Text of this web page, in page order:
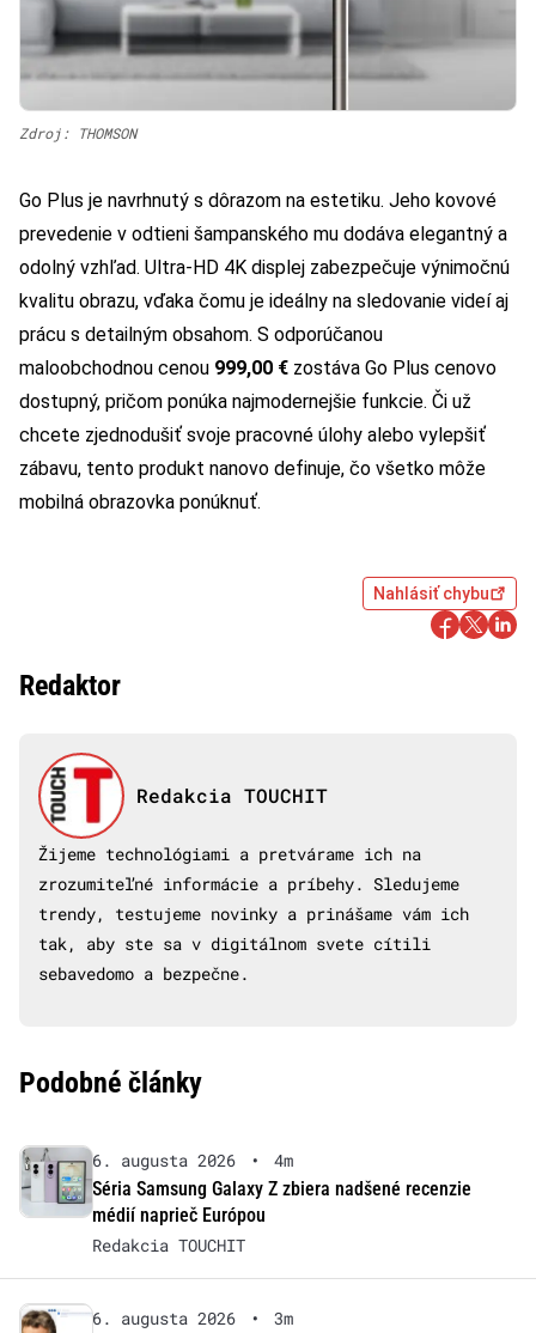
Zdroj: THOMSON
Go Plus je navrhnutý s dôrazom na estetiku. Jeho kovové
prevedenie v odtieni šampanského mu dodáva elegantný a
odolný vzhľad. Ultra-HD 4K displej zabezpečuje výnimočnú
kvalitu obrazu, vďaka čomu je ideálny na sledovanie videí aj
prácu s detailným obsahom. S odporúčanou
maloobchodnou cenou 999,00 € zostáva Go Plus cenovo
dostupný, pričom ponúka najmodernejšie funkcie. Či už
chcete zjednodušiť svoje pracovné úlohy alebo vylepšiť
zábavu, tento produkt nanovo definuje, čo všetko môže
mobilná obrazovka ponúknuť.
Nahlásiť chybu
Redaktor
Redakcia TOUCHIT
Žijeme technológiami a pretvárame ich na
zrozumiteľné informácie a príbehy. Sledujeme
trendy, testujeme novinky a prinášame vám ich
tak, aby ste sa v digitálnom svete cítili
sebavedomo a bezpečne.
Podobné články
6. augusta 2026 •
4m
Séria Samsung Galaxy Z zbiera nadšené recenzie
médií naprieč Európou
Redakcia TOUCHIT
6. augusta 2026 •
3m